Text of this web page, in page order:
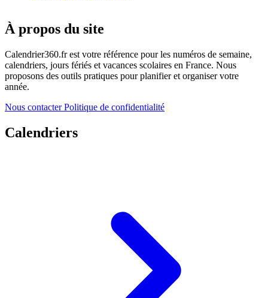
À propos du site
Calendrier360.fr est votre référence pour les numéros de semaine,
calendriers, jours fériés et vacances scolaires en France. Nous
proposons des outils pratiques pour planifier et organiser votre
année.
Nous contacterPolitique de confidentialité
Calendriers